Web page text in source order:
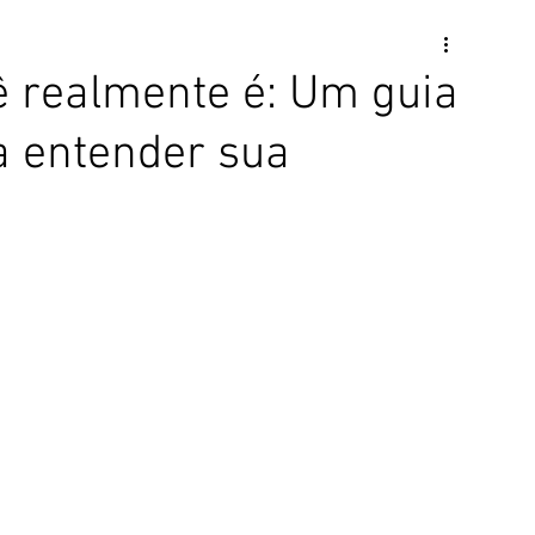
realmente é: Um guia
entender sua